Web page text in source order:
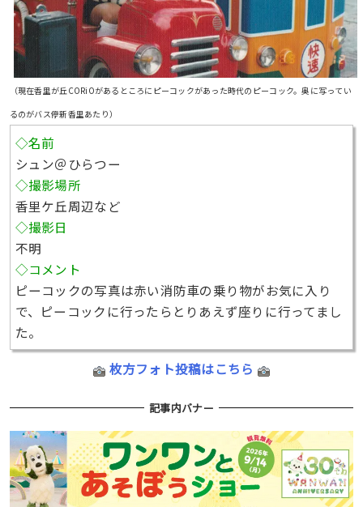
（現在香里が丘CORiOがあるところにピーコックがあった時代のピーコック。奥に写ってい
るのがバス停新香里あたり）
◇名前
シュン＠ひらつー
◇撮影場所
香里ケ丘周辺など
◇撮影日
不明
◇コメント
ピーコックの写真は赤い消防車の乗り物がお気に入り
で、ピーコックに行ったらとりあえず座りに行ってまし
た。
枚方フォト投稿はこちら
記事内バナー